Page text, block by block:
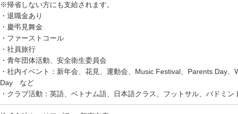
※帰省しない方にも支給されます。
・退職金あり
・慶弔見舞金
・ファーストコール
・社員旅行
・青年団体活動、安全衛生委員会
・社内イベント：新年会、花見、運動会、Music Festival、Parents Day、
Day など
・クラブ活動：英語、ベトナム語、日本語クラス、フットサル、バドミ